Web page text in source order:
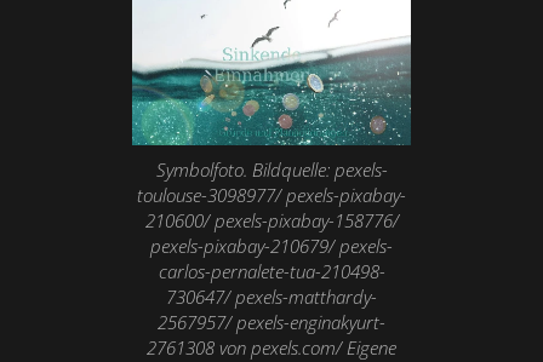
Symbolfoto. Bildquelle: pexels-
toulouse-3098977/ pexels-pixabay-
210600/ pexels-pixabay-158776/
pexels-pixabay-210679/ pexels-
carlos-pernalete-tua-210498-
730647/ pexels-matthardy-
2567957/ pexels-enginakyurt-
2761308 von pexels.com/ Eigene